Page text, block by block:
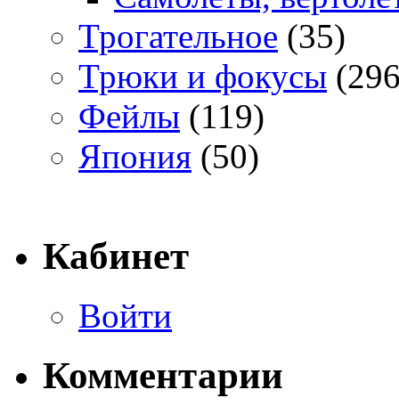
Трогательное (35)
Трюки и фокусы
Фейлы (119)
Япония (50)
Кабинет
Войти
Комментарии